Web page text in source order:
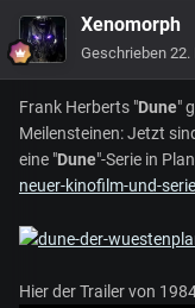
Xenomorph
Geschrieben 22.
Frank Herberts "Dune"
Meilensteinen: Jetzt
eine "Dune"-Serie in
neuer-kinofilm-und-
Hier der Trailer von